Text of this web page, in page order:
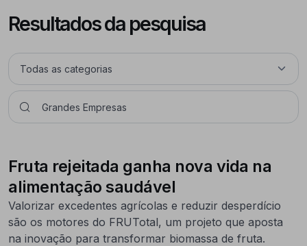
Resultados da pesquisa
Fruta rejeitada ganha nova vida na
alimentação saudável
Valorizar excedentes agrícolas e reduzir desperdício
são os motores do FRUTotal, um projeto que aposta
na inovação para transformar biomassa de fruta.